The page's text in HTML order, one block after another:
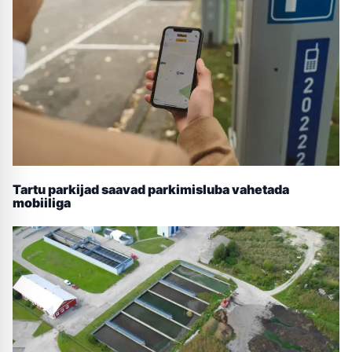
Tartu parkijad saavad parkimisluba vahetada
mobiiliga